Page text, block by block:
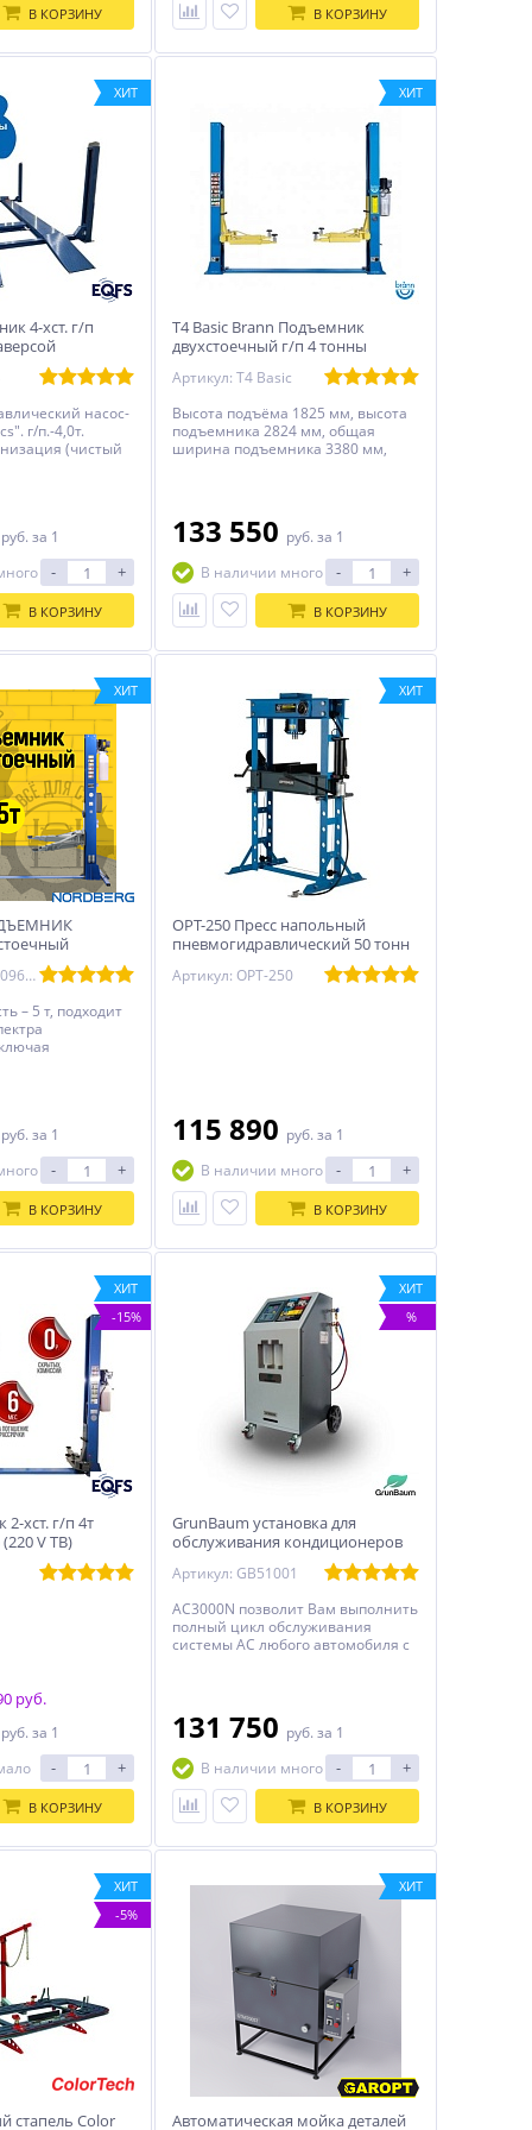
В КОРЗИНУ В КОРЗИНУ
ХИТ
4-хст. г/п
насос-
г/п.-4,0т.
(чистый
руб. за 1
- +
В КОРЗИНУ
ХИТ
T4 Basic Brann Подъемник
двухстоечный г/п 4 тонны
Артикул: Т4 Basic
Высота подъёма 1825 мм, высота
подъемника 2824 мм, общая
ширина подъемника 3380 мм,
T4 Basic с нижней
синхронизацией г/п 4 тонны.
133 550 руб. за 1
В наличии много
- +
В КОРЗИНУ
ХИТ
г/п 5т,
Артикул: ЦБ-00009610
– 5 т, подходит
авто;
руб. за 1
- +
В КОРЗИНУ
ХИТ
OPT-250 Пресс напольный
пневмогидравлический 50 тонн
Артикул: OPT-250
115 890 руб. за 1
В наличии много
- +
В КОРЗИНУ
ХИТ
-15%
хст. г/п 4т
V ТВ)
руб.
руб. за 1
- +
В КОРЗИНУ
ХИТ
%
GrunBaum установка для
обслуживания кондиционеров
Артикул: GB51001
AC3000N позволит Вам выполнить
полный цикл обслуживания
системы AC любого автомобиля с
131 750 руб. за 1
В наличии много
- +
В КОРЗИНУ
ХИТ
-5%
стапель Color
ХИТ
Автоматическая мойка деталей